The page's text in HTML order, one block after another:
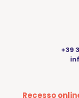
+39
Recesso